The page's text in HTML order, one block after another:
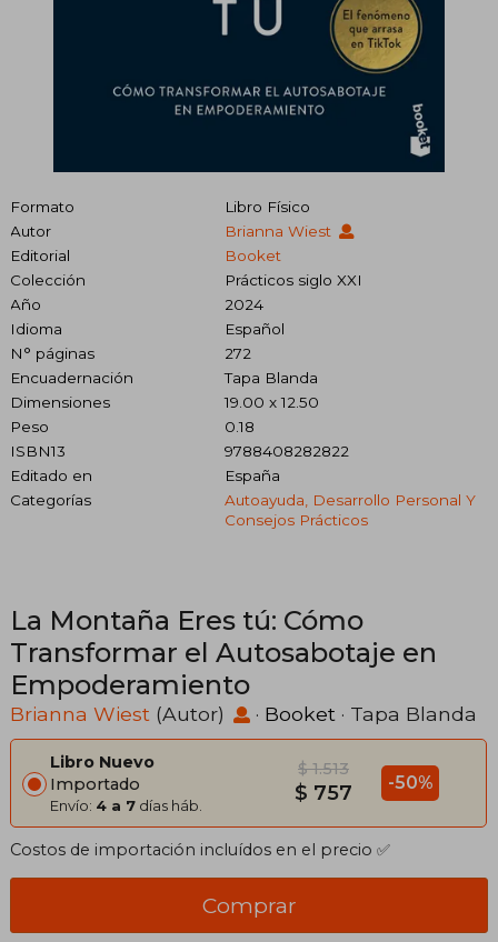
Formato
Libro Físico
Autor
Brianna Wiest
Editorial
Booket
Colección
Prácticos siglo XXI
Año
2024
Idioma
Español
N° páginas
272
Encuadernación
Tapa Blanda
Dimensiones
19.00 x 12.50
Peso
0.18
ISBN13
9788408282822
Editado en
España
Categorías
Autoayuda, Desarrollo Personal Y
Consejos Prácticos
La Montaña Eres tú: Cómo
Transformar el Autosabotaje en
Empoderamiento
Brianna Wiest (Autor) · Booket · Tapa Blanda
Libro Nuevo
Importado
Envío: 4 a 7 días háb.
$ 1.513
$ 757 -50%
Costos de importación incluídos en el precio ✅
Comprar